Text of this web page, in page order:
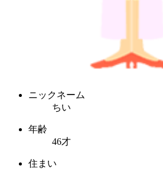
ニックネーム
ちい
年齢
46才
住まい